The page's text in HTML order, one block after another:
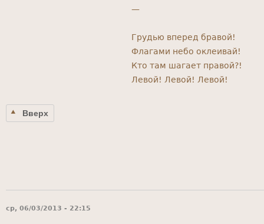
—
Грудью вперед бравой!
Флагами небо оклеивай!
Кто там шагает правой?!
Левой! Левой! Левой!
Вверх
ср, 06/03/2013 - 22:15